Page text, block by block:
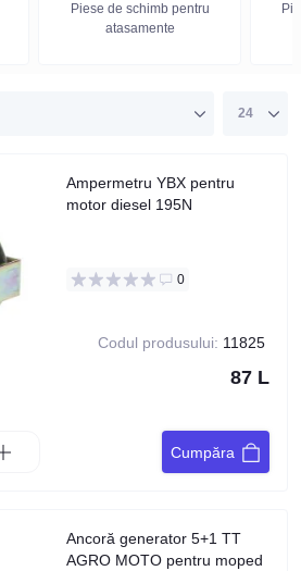
Piese de schimb pentru
atasamente
Ampermetru YBX pentru
motor diesel 195N
0
Codul produsului: 11825
87 L
Cumpăra
Ancoră generator 5+1 TT
AGRO MOTO pentru moped